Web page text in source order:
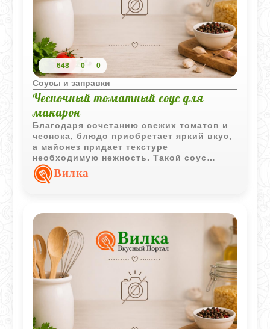
648 0 0
Соусы и заправки
Чесночный томатный соус для
макарон
Благодаря сочетанию свежих томатов и
чеснока, блюдо приобретает яркий вкус,
а майонез придает текстуре
необходимую нежность. Такой соус
готовится практически мгновенно, пока
варятся макароны, что делает его
Вилка